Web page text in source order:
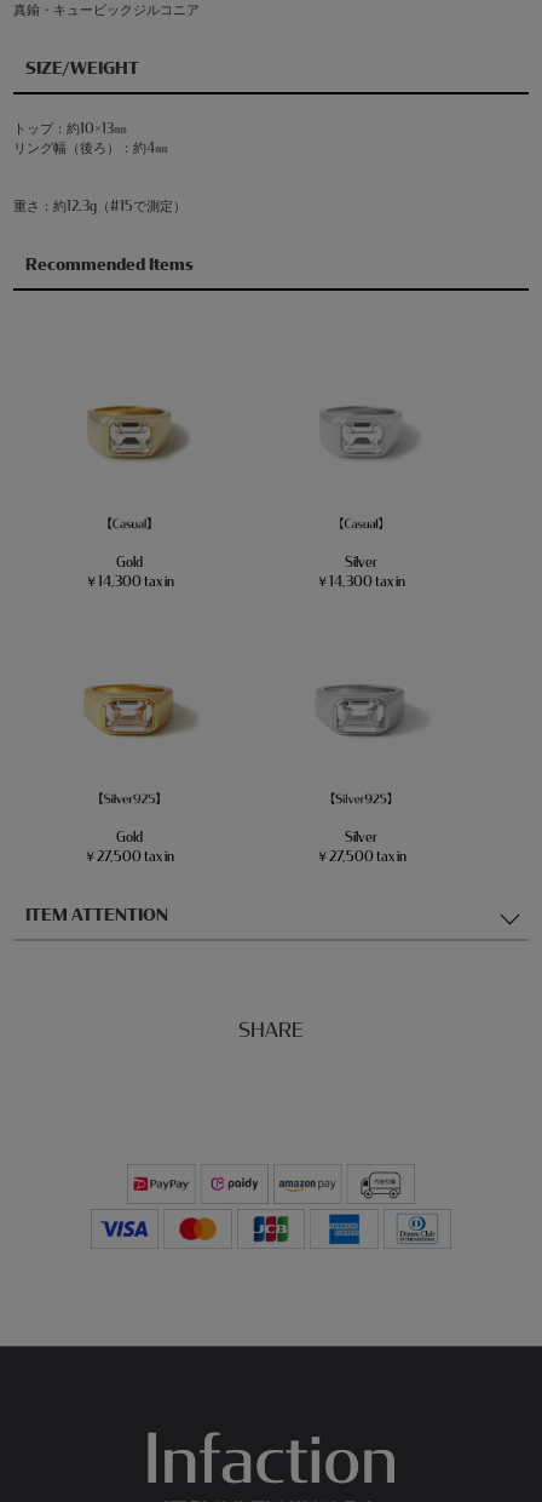
真鍮・キュービックジルコニア
SIZE/WEIGHT
トップ：約10×13㎜
リング幅（後ろ）：約4㎜
重さ：約12.3g（#15で測定）
Recommended Items
Gold
￥14,300 tax in
Silver
￥14,300 tax in
Gold
￥27,500 tax in
Silver
￥27,500 tax in
ITEM ATTENTION
SHARE